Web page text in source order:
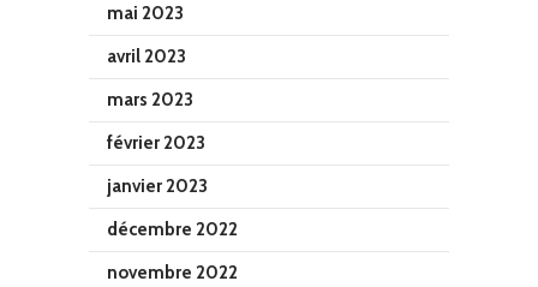
mai 2023
avril 2023
mars 2023
février 2023
janvier 2023
décembre 2022
novembre 2022